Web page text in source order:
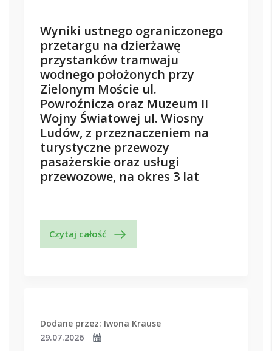
Wyniki ustnego ograniczonego
przetargu na dzierżawę
przystanków tramwaju
wodnego położonych przy
Zielonym Moście ul.
Powroźnicza oraz Muzeum II
Wojny Światowej ul. Wiosny
Ludów, z przeznaczeniem na
turystyczne przewozy
pasażerskie oraz usługi
przewozowe, na okres 3 lat
Czytaj całość
Dodane przez: Iwona Krause
29.07.2026